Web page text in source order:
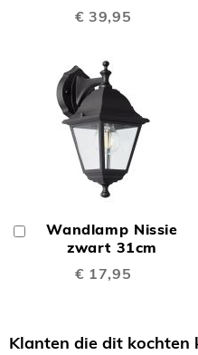
€ 39,95
Wandlamp Nissie
zwart 31cm
€ 17,95
Winkelwagen
Klanten die dit kochten